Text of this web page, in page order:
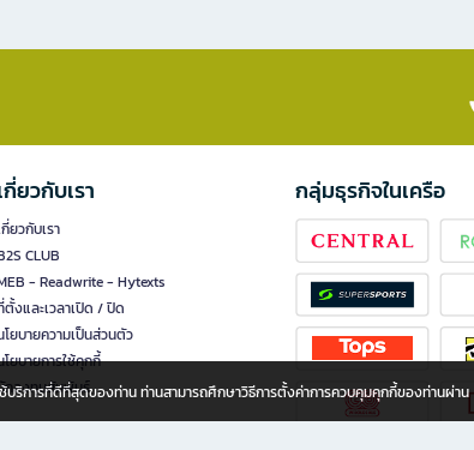
กี่ยวกับเรา
กี่ยวกับเรา
CLUB
- Readwrite - Hytexts
ตั้งและเวลาเปิด / ปิด
โยบายความเป็นส่วนตัว
ยบายการใช้คุกกี้
กลงทุนสัมพันธ์
กลุ่มธุรกิจในเครือ
บริการที่ดีที่สุดของท่าน ท่านสามารถศึกษาวิธีการตั้งค่าการควบคุมคุกกี้ของท่านผ่าน